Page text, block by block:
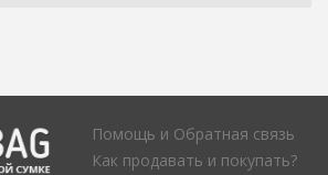
Помощь и Обратная связь
Как продавать и покупать?